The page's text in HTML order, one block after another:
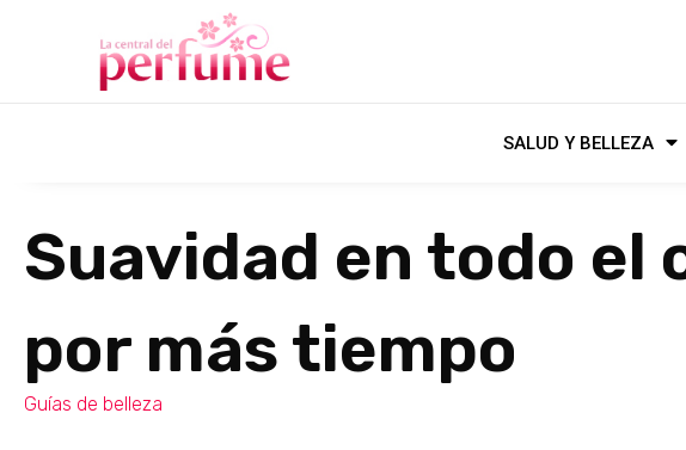
SALUD Y BELLEZA
Suavidad en todo el
por más tiempo
Guías de belleza